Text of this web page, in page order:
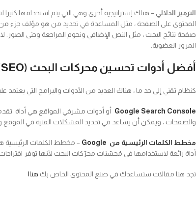
الترميز الدلالي
المحتوى على الصفحة ، مثل المساعدة في تحديد من هو مؤلف جزء
المرور العضوية.
أفضل أدوات تحسين محركات البحث (SEO)
كنظام تقني إلى حد ما ، هناك العديد من الأدوات والبرامج التي
Google Search Console
والصفحات ، ويمكن أن يساعد في تحديد المشكلات الفنية في الموقع
مخطط الكلمات الرئيسية من Google
أداة رائعة لاستخدامها في مُحسّنات محرّكات البحث لأنها توفر
تجد هنا مقالات ستساعدك في صنع المحتوى الخاص بك هناا